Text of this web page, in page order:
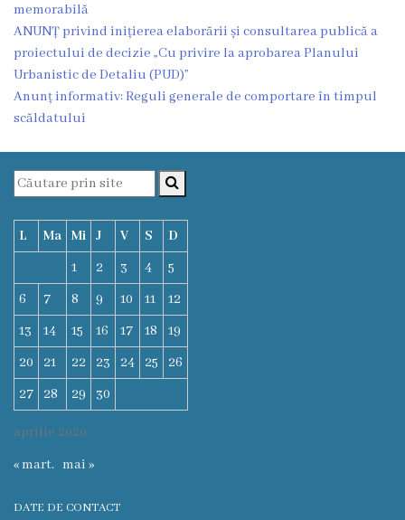
finalizate
Instituții
subordonate
vacante
Consiliul
Secretar
Consilieri
Regulamentul
Consiliului
Ședințele
Consiliului
online
memorabilă
ANUNȚ privind inițierea elaborării și consultarea publică a
proiectului de decizie „Cu privire la aprobarea Planului
Urbanistic de Detaliu (PUD)”
Anunț informativ: Reguli generale de comportare în timpul
scăldatului
aprilie 2020
L Ma Mi J V S
D
1
2 3 4
5
6
7 8 9 10 11
12
13
14 15 16 17 18
19
20
21 22 23 24 25
26
27
28 29 30
« mart. mai »
DATE DE CONTACT